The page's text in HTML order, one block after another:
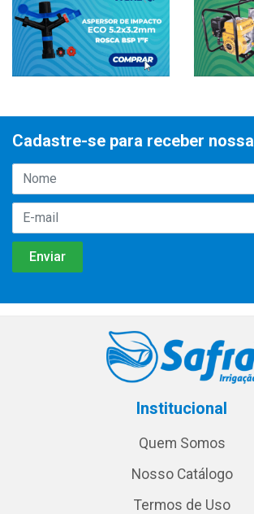
Cadastre-se para receber
Institucional
Quem Somos
Nosso Catálogo
Termos de Uso